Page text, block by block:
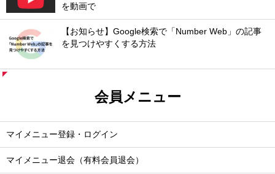
を動画で
【お知らせ】Google検索で「Number Web」の記事
を見つけやすくする方法
会員メニュー
マイメニュー登録・ログイン
マイメニュー退会（有料会員退会）